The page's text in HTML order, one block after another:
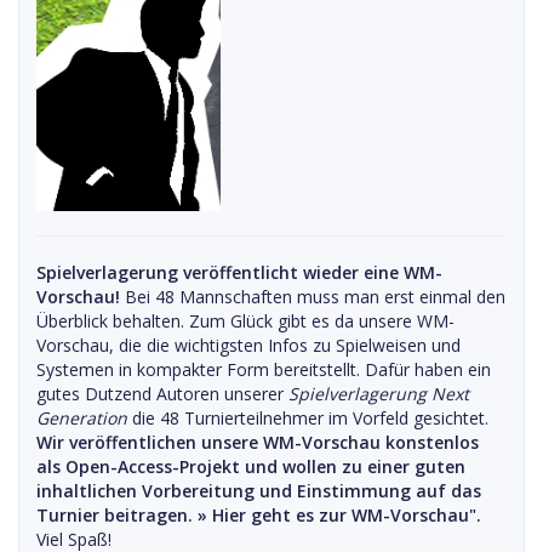
Spielverlagerung veröffentlicht wieder eine WM-
Vorschau! Bei 48 Mannschaften muss man erst einmal den
Überblick behalten. Zum Glück gibt es da unsere WM-
Vorschau, die die wichtigsten Infos zu Spielweisen und
Systemen in kompakter Form bereitstellt. Dafür haben ein
gutes Dutzend Autoren unserer Spielverlagerung Next
Generation die 48 Turnierteilnehmer im Vorfeld gesichtet.
Wir veröffentlichen unsere WM-Vorschau konstenlos
als Open-Access-Projekt und wollen zu einer guten
inhaltlichen Vorbereitung und Einstimmung auf das
Turnier beitragen. » Hier geht es zur WM-Vorschau".
Viel Spaß!